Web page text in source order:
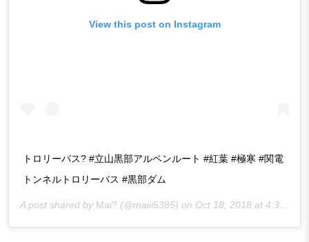
View this post on Instagram
トロリーバス? #立山黒部アルペンルート #紅葉 #極寒 #関電
トンネルトロリーバス #黒部ダム
A post shared by Mai? (@maiii5385) on Oct 18, 2018 at 4:32pm PDT